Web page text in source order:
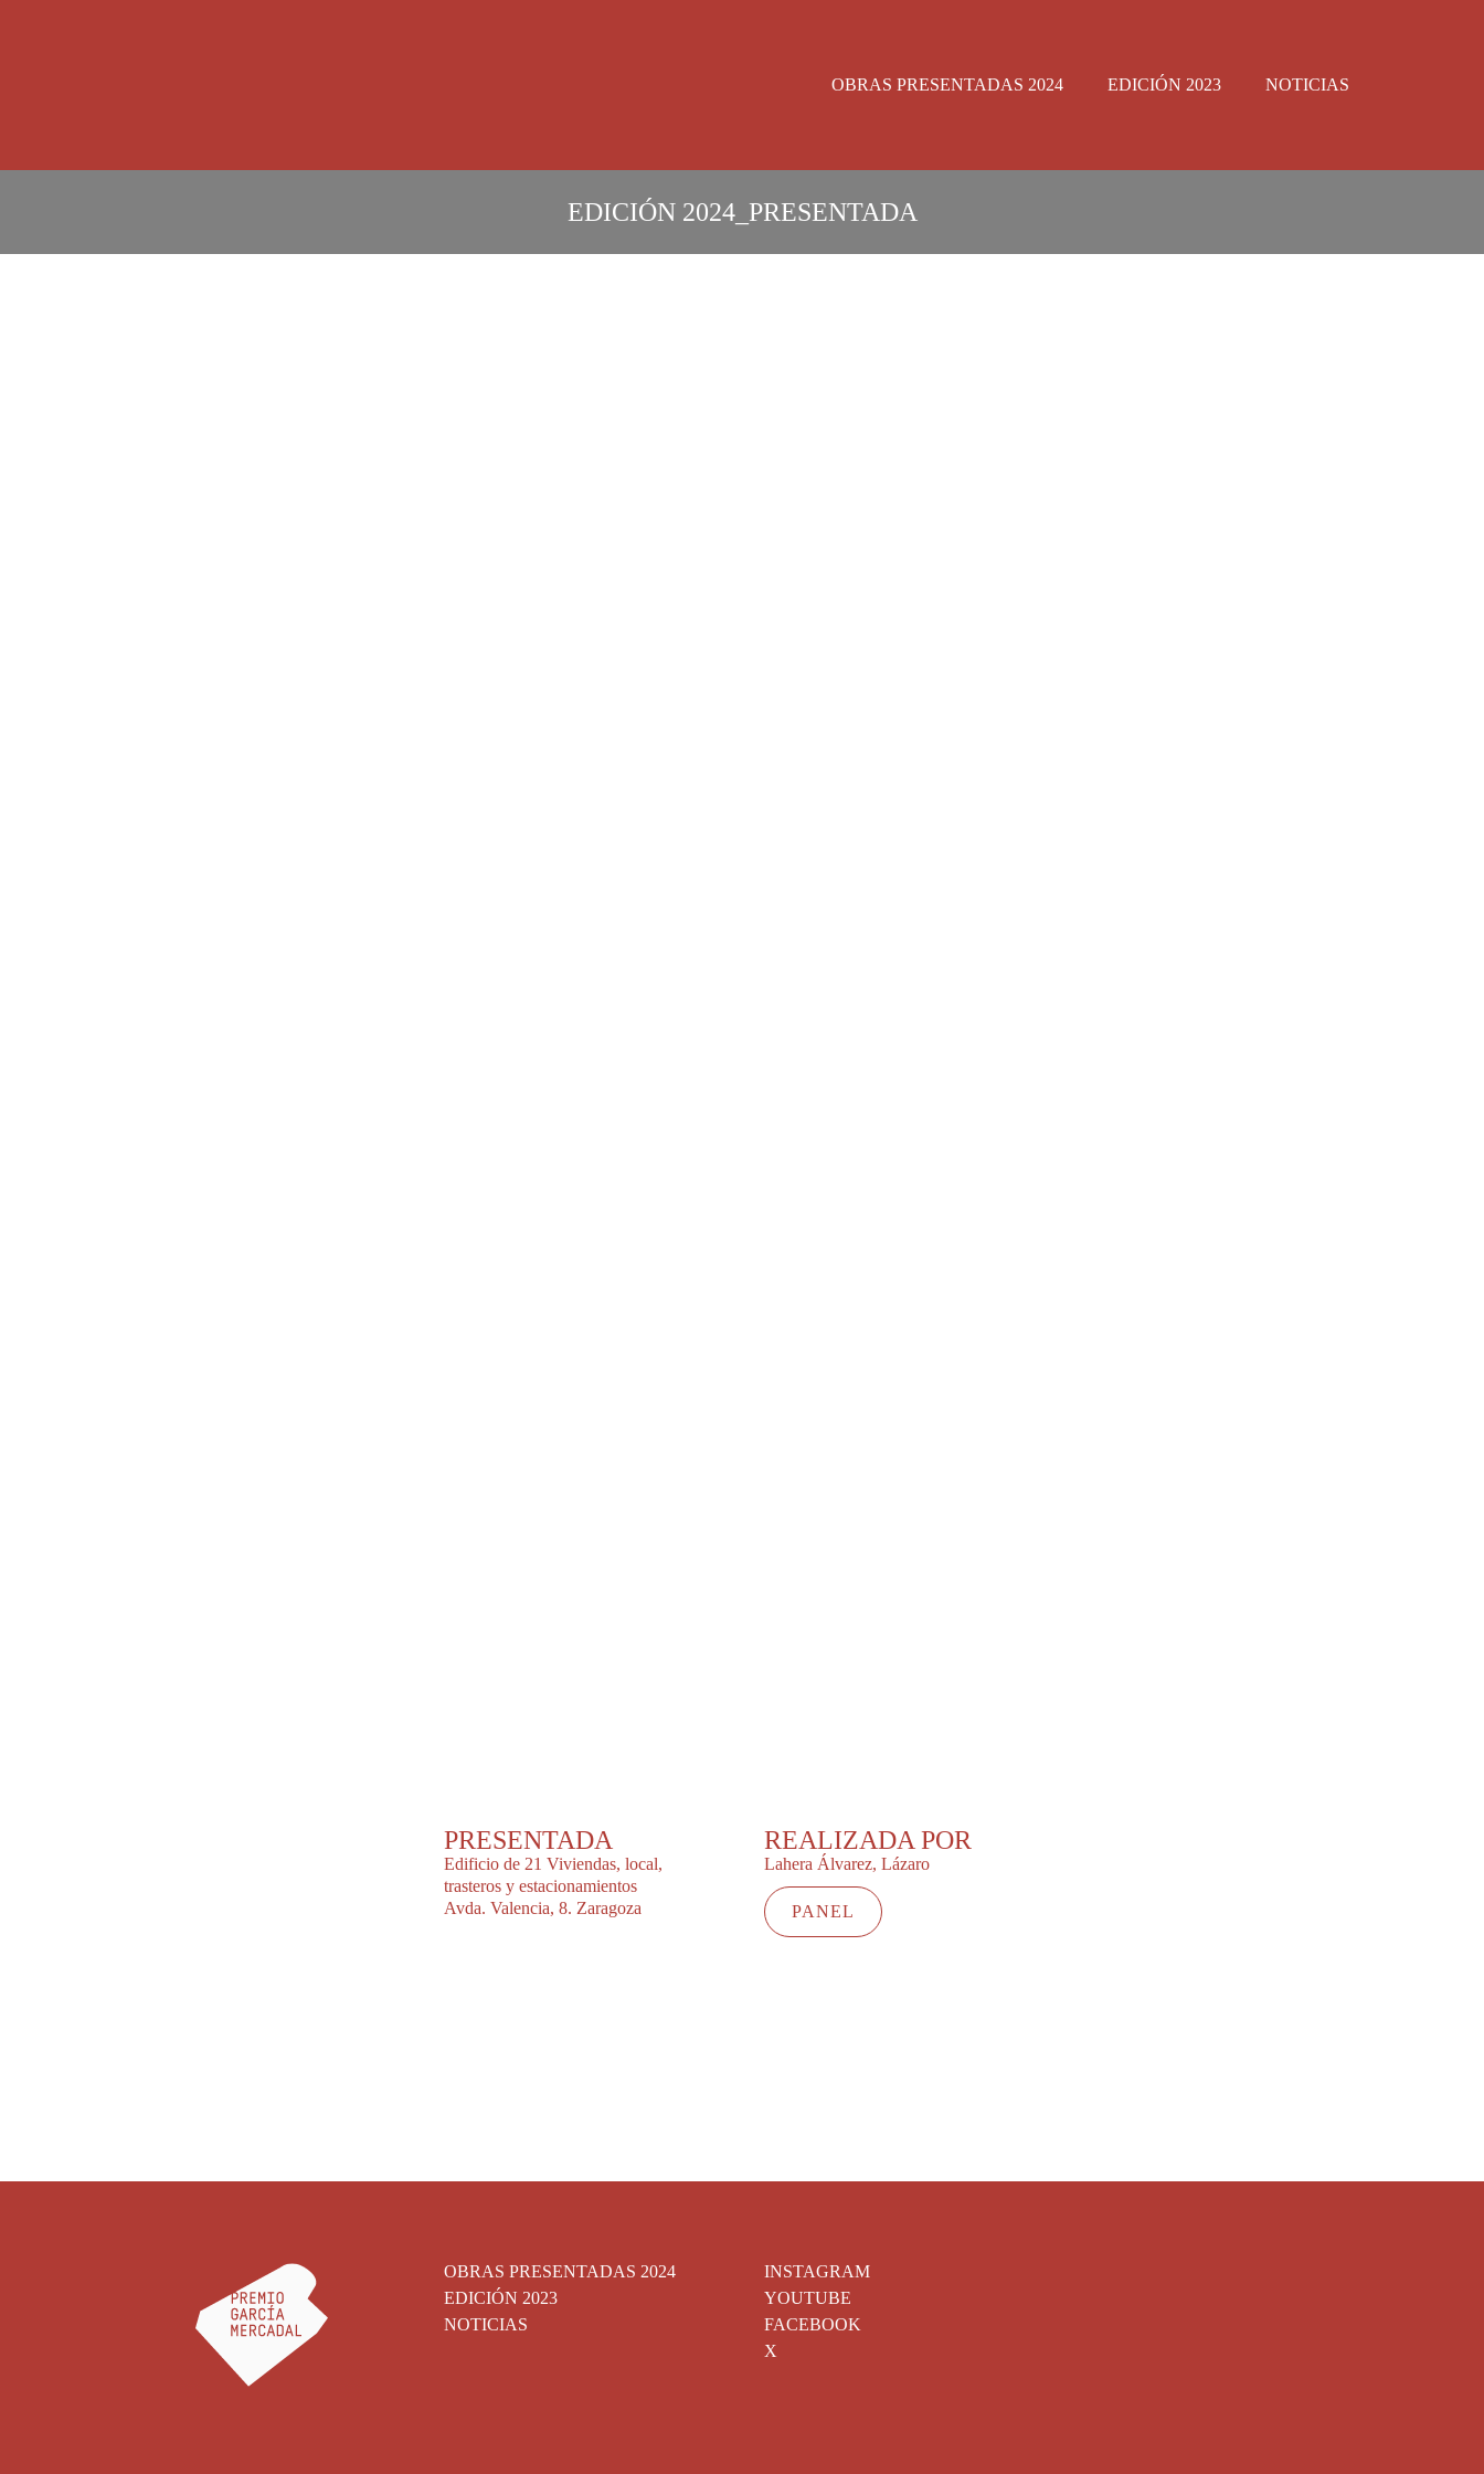
OBRAS PRESENTADAS 2024 EDICIÓN 2023 NOTICIAS
EDICIÓN 2024_ PRESENTADA
PRESENTADA
Edificio de 21 Viviendas, local,
trasteros y estacionamientos
Avda. Valencia, 8. Zaragoza
REALIZADA POR
Lahera Álvarez, Lázaro
PANEL
OBRAS PRESENTADAS 2024
EDICIÓN 2023
NOTICIAS
INSTAGRAM
YOUTUBE
FACEBOOK
X